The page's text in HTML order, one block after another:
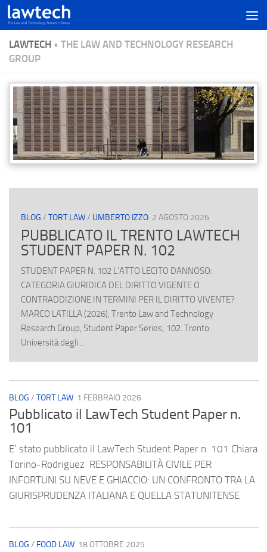
LAWTECH • THE LAW AND TECHNOLOGY RESEARCH
GROUP
BLOG / TORT LAW/ UMBERTO IZZO 2 AGOSTO 2026
PUBBLICATO IL TRENTO LAWTECH
STUDENT PAPER N. 102
STUDENT PAPER N. 102 L’ATTO LECITO DANNOSO:
CATEGORIA GIURIDICA DEL DIRITTO VIGENTE O
CONTRADDIZIONE IN TERMINI PER IL DIRITTO VIVENTE?
MARCO LATILLA (2026), Trento Law and Technology
Research Group, Student Paper Series; 102. Trento:
Università degli...
BLOG / TORT LAW 1 FEBBRAIO 2026
Pubblicato il LawTech Student Paper n.
101
E’ stato pubblicato il LawTech Student Paper n. 101 Chiara
Torino-Rodriguez RESPONSABILITÀ CIVILE PER
INFORTUNI SU NEVE E GHIACCIO: UN CONFRONTO TRA LA
GIURISPRUDENZA ITALIANA E QUELLA STATUNITENSE
BLOG / FOOD LAW 18 OTTOBRE 2025